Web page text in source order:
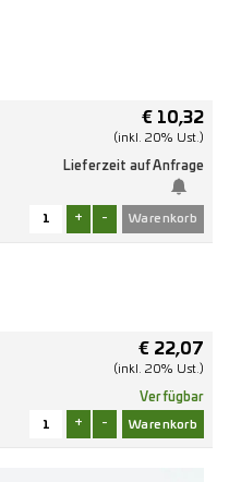
€ 10,32
(inkl. 20% Ust.)
Lieferzeit auf Anfrage
+ -
€ 22,07
(inkl. 20% Ust.)
Verfügbar
+ -